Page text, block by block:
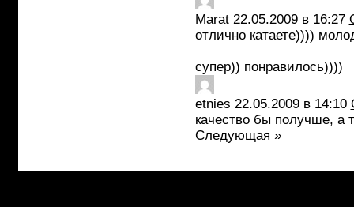
Marat 22.05.2009 в 16:27
отлично катаете))))
супер)) понравилось))))
etnies 22.05.2009 в 14:10
качество бы получше, а
Следующая »